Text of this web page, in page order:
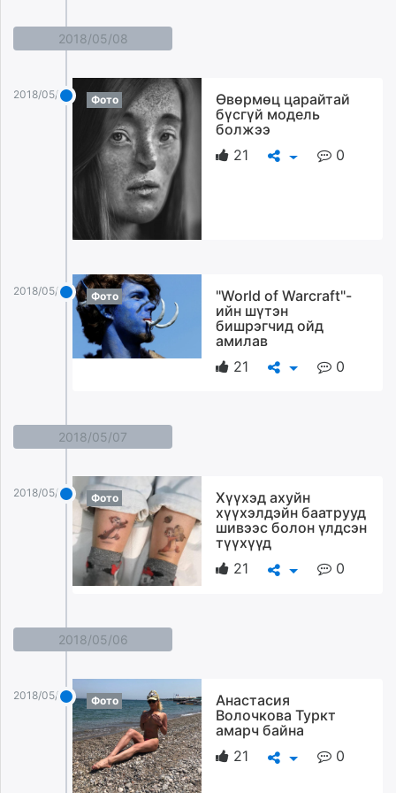
2018/05/08
2018/05/08 Фото
Өвөрмөц царайтай
бүсгүй модель
болжээ
21
0
2018/05/08 Фото
"World of Warcraft"-
ийн шүтэн
бишрэгчид ойд
амилав
21
0
2018/05/07
2018/05/07 Фото
Xүүхэд ахуйн
хүүхэлдэйн баатрууд
шивээс болон үлдсэн
түүхүүд
21
0
2018/05/06
2018/05/06 Фото
Анастасия
Волочкова Туркт
амарч байна
21
0